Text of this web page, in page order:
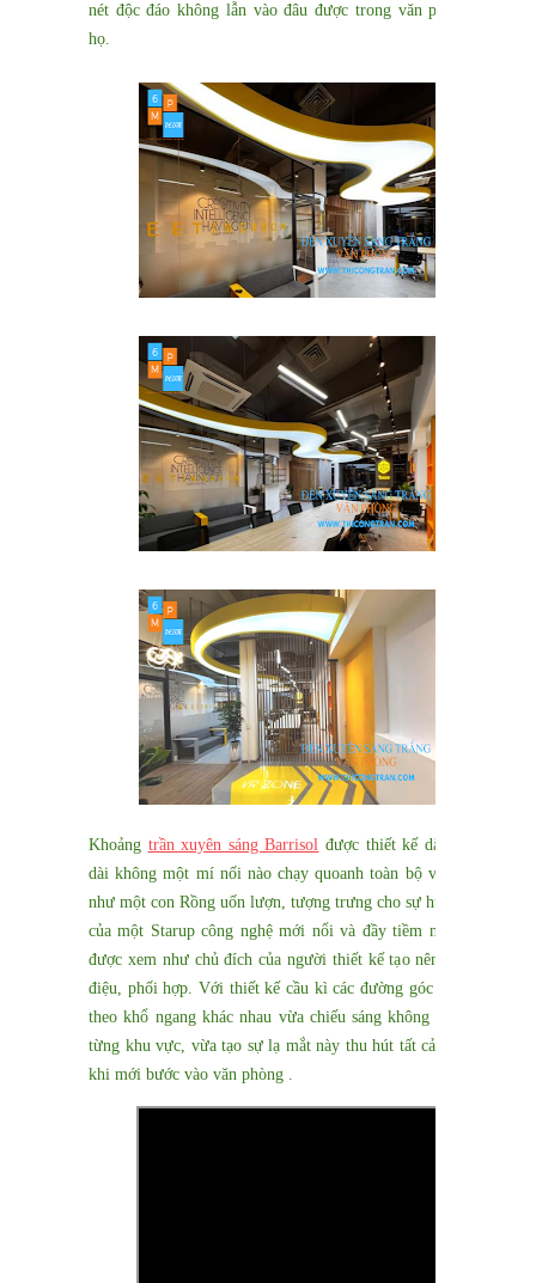
nét độc đáo không lẫn vào đâu được trong văn phòng của
họ.
Khoảng trần xuyên sáng Barrisol được thiết kế dài 21 mét
dài không một mí nối nào chạy quoanh toàn bộ văn phòng
như một con Rồng uốn lượn, tượng trưng cho sự hưng thịnh
của một Starup công nghệ mới nổi và đầy tiềm năng. Đây
được xem như chủ đích của người thiết kế tạo nên sự đồng
điệu, phối hợp. Với thiết kế cầu kì các đường góc uốn lượn
theo khổ ngang khác nhau vừa chiếu sáng không gian theo
từng khu vực, vừa tạo sự lạ mắt này thu hút tất cả ánh nhìn
khi mới bước vào văn phòng .